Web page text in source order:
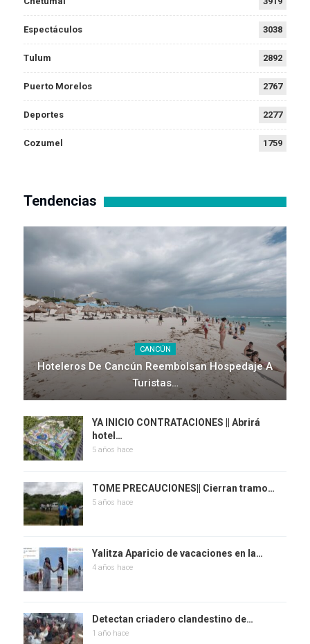
Espectáculos 3038
Tulum 2892
Puerto Morelos 2767
Deportes 2277
Cozumel 1759
Tendencias
CANCÚN
Hoteleros De Cancún Reembolsan Hospedaje A
Turistas…
YA INICIO CONTRATACIONES || Abrirá
hotel…
5 años hace
TOME PRECAUCIONES|| Cierran tramo…
5 años hace
Yalitza Aparicio de vacaciones en la…
4 años hace
Detectan criadero clandestino de…
1 año hace